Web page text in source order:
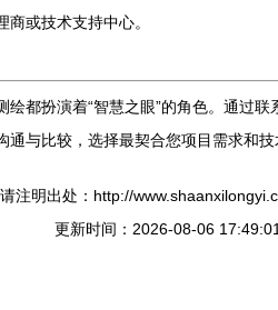
或技术支持中心。
都扮演着“智慧之眼”的角色。通过
与比较，选择最契合您项目需求和技
注明出处：http://
更新时间：2026-08-06 17:49:01